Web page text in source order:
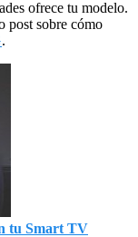
ofrece tu modelo.
post sobre cómo
.
tu Smart TV